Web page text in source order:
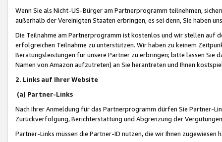
Wenn Sie als Nicht-US-Bürger am Partnerprogramm teilnehmen,
außerhalb der Vereinigten Staaten erbringen, es sei denn, Sie haben
Die Teilnahme am Partnerprogramm ist kostenlos und wir stellen auf
erfolgreichen Teilnahme zu unterstützen. Wir haben zu keinem
Beratungsleistungen für unsere Partner zu erbringen; bitte lassen Sie
Namen von Amazon aufzutreten) an Sie herantreten und Ihnen
2. Links auf Ihrer Website
(a) Partner-Links
Nach Ihrer Anmeldung für das Partnerprogramm dürfen Sie Partner-
Zurückverfolgung, Berichterstattung und Abgrenzung der
Partner-Links müssen die Partner-ID nutzen, die wir Ihnen zugewiesen